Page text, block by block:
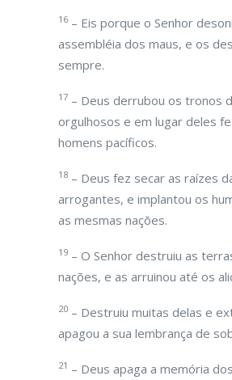
16 – Eis porque o Senhor
assembléia dos maus, e os
sempre.
17 – Deus derrubou os tronos
orgulhosos e em lugar deles
homens pacíficos.
18 – Deus fez secar as raízes
arrogantes, e implantou os
as mesmas nações.
19 – O Senhor destruiu as
nações, e as arruinou até os
20 – Destruiu muitas delas e
apagou a sua lembrança de
21 – Deus apaga a memória